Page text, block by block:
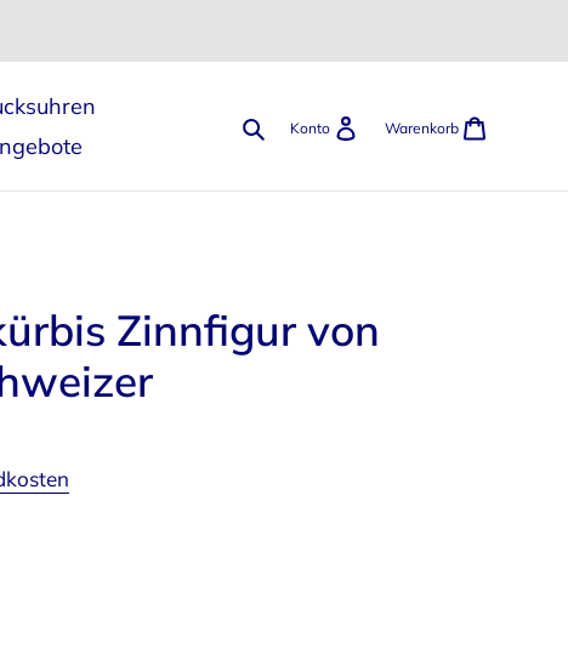
Suchen
Konto Einloggen
Warenkorb
Zinnfigur von